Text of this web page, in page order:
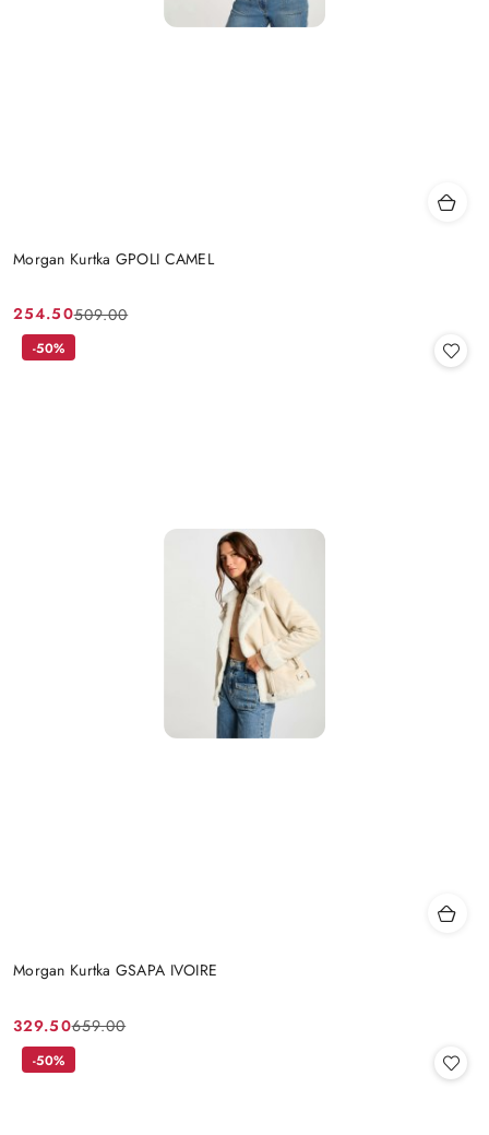
Morgan Kurtka GPOLI CAMEL
Cena
promocyjna:
254.50
Cena
przed
509.00
Morgan Kurtka GSAPA IVOIRE
Cena
promocyjna:
329.50
Cena
przed
659.00
-50%
-50%